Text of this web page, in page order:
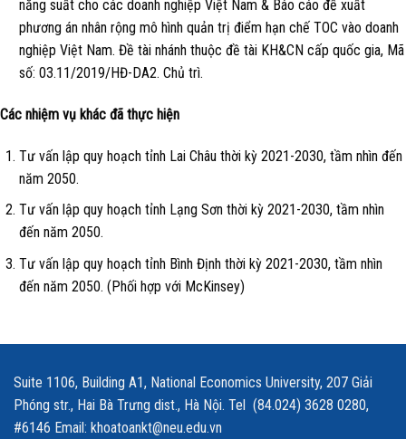
năng suất cho các doanh nghiệp Việt Nam & Báo cáo đề xuất
phương án nhân rộng mô hình quản trị điểm hạn chế TOC vào doanh
nghiệp Việt Nam. Đề tài nhánh thuộc đề tài KH&CN cấp quốc gia, Mã
số: 03.11/2019/HĐ-DA2. Chủ trì.
Các nhiệm vụ khác đã thực hiện
Tư vấn lập quy hoạch tỉnh Lai Châu thời kỳ 2021-2030, tầm nhìn đến
năm 2050.
Tư vấn lập quy hoạch tỉnh Lạng Sơn thời kỳ 2021-2030, tầm nhìn
đến năm 2050.
Tư vấn lập quy hoạch tỉnh Bình Định thời kỳ 2021-2030, tầm nhìn
đến năm 2050. (Phối hợp với McKinsey)
Suite 1106, Building A1, National Economics University, 207 Giải
Phóng str., Hai Bà Trưng dist., Hà Nội. Tel (84.024) 3628 0280,
#6146 Email: khoatoankt@neu.edu.vn